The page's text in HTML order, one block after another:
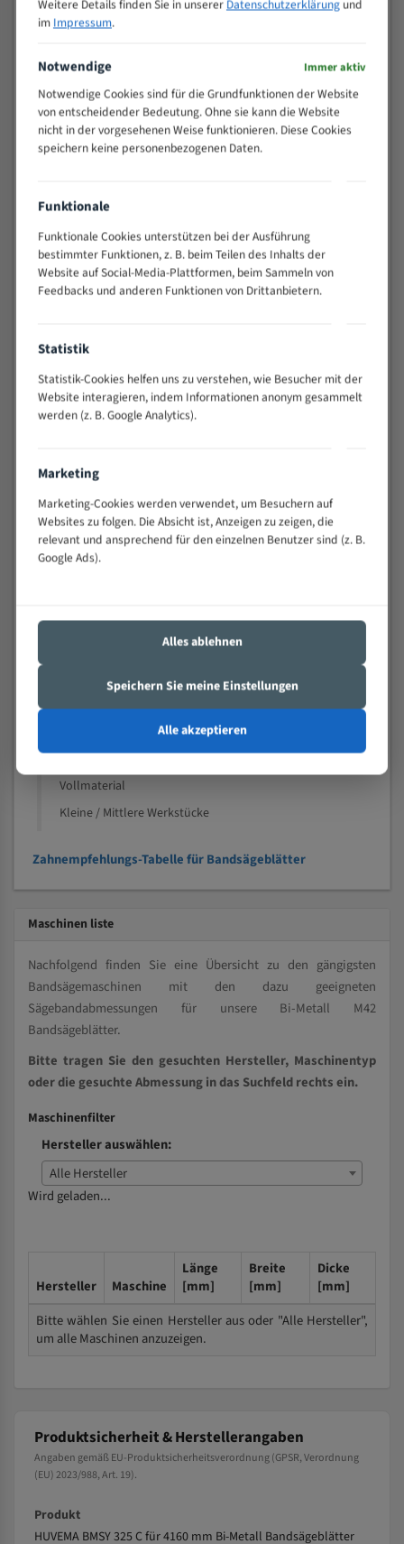
15 - 40
35 - 70
50 - 120
4/6
80 - 180
3/4
130 -
350
2/3
200 -
600
> 500
0,75/1,25
Vorteile:
schwierigen Werkstücken (Materialmischung,
wechselnde Verbindungslängen)
Sehr geringe Vibration
Technische Beschreibung:
Positiver Spanwinkel
Bandkörper aus hochlegiertem Federstahl
Nichteisenmetalle
Speziell entwickelt für Profile / Rohre
Vollmaterial
Kleine / Mittlere Werkstücke
Zahnempfehlungs-Tabelle für Bandsägeblätter
Maschinen liste
Nachfolgend finden Sie eine Übersicht zu den gängigsten
Bandsägemaschinen mit den dazu geeigneten
Sägebandabmessungen für unsere Bi-Metall M42
Bandsägeblätter.
Bitte tragen Sie den gesuchten Hersteller, Maschinentyp
oder die gesuchte Abmessung in das Suchfeld rechts ein.
Maschinenfilter
Hersteller auswählen:
Alle Hersteller
Wird geladen...
Hersteller Maschine
Länge
[mm]
Breite
[mm]
Dicke
[mm]
Bitte wählen Sie einen Hersteller aus oder "Alle Hersteller",
um alle Maschinen anzuzeigen.
Produktsicherheit & Herstellerangaben
Angaben gemäß EU-Produktsicherheitsverordnung (GPSR, Verordnung
(EU) 2023/988, Art. 19).
Produkt
HUVEMA BMSY 325 C für 4160 mm Bi-Metall Bandsägeblätter
Weitere Details finden Sie in unserer Datenschutzerklärungund
im Impressum.
Notwendige Immer aktiv
Notwendige Cookies sind für die Grundfunktionen der Website
von entscheidender Bedeutung. Ohne sie kann die Website
nicht in der vorgesehenen Weise funktionieren. Diese Cookies
speichern keine personenbezogenen Daten.
Funktionale
Funktionale Cookies unterstützen bei der Ausführung
bestimmter Funktionen, z. B. beim Teilen des Inhalts der
Website auf Social-Media-Plattformen, beim Sammeln von
Feedbacks und anderen Funktionen von Drittanbietern.
Statistik
Statistik-Cookies helfen uns zu verstehen, wie Besucher mit der
Website interagieren, indem Informationen anonym gesammelt
werden (z. B. Google Analytics).
Marketing
Marketing-Cookies werden verwendet, um Besuchern auf
Websites zu folgen. Die Absicht ist, Anzeigen zu zeigen, die
relevant und ansprechend für den einzelnen Benutzer sind (z. B.
Google Ads).
Alles ablehnen
Speichern Sie meine Einstellungen
Alle akzeptieren